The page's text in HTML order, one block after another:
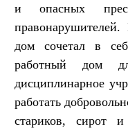
и опасных
дом сочетал в
работный дом
дисциплинарное
работать
стариков, сирот